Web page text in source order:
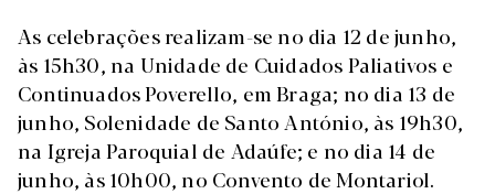
As celebrações realizam-se no dia 12 de junho,
às 15h30, na Unidade de Cuidados Paliativos e
Continuados Poverello, em Braga; no dia 13 de
junho, Solenidade de Santo António, às 19h30,
na Igreja Paroquial de Adaúfe; e no dia 14 de
junho, às 10h00, no Convento de Montariol.